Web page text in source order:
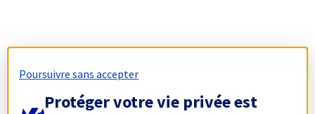
Poursuivre sans accepter
Protéger votre vie privée est